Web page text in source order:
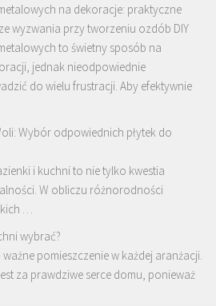
na dekoracje: praktyczne
wyzwania przy tworzeniu ozdób DIY
to świetny sposób na
jednak nieodpowiednie
do wielu frustracji. Aby efektywnie
Wybór odpowiednich płytek do
i kuchni to nie tylko kwestia
W obliczu różnorodności
…
wybrać?
pomieszczenie w każdej aranżacji.
za prawdziwe serce domu, ponieważ